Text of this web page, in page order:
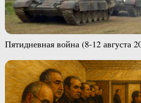
Пятидневная война (8-12 августа